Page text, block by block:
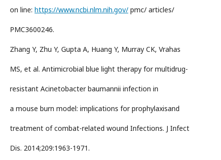
on line: https://www.ncbi.nlm.nih.gov/ pmc/ articles/
PMC3600246.
Zhang Y, Zhu Y, Gupta A, Huang Y, Murray CK, Vrahas
MS, et al. Antimicrobial blue light therapy for multidrug-
resistant Acinetobacter baumannii infection in
a mouse burn model: implications for prophylaxisand
treatment of combat-related wound Infections. J Infect
Dis. 2014;209:1963-1971.